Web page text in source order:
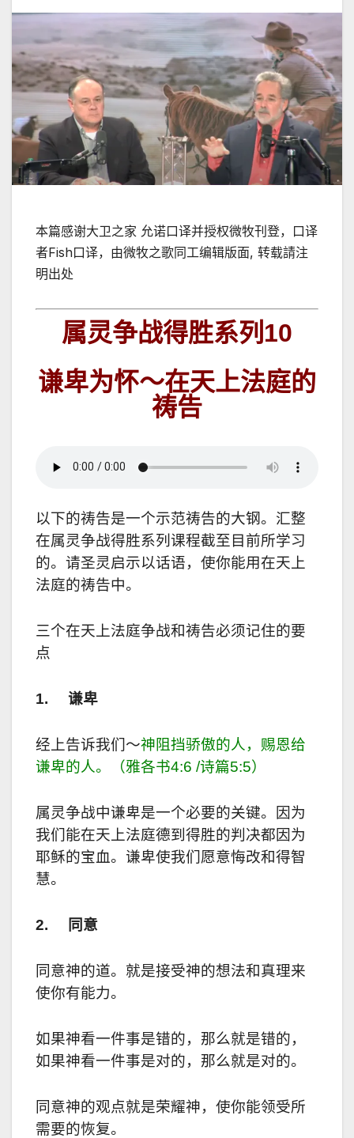
本篇感谢大卫之家 允诺口译并授权微牧刊登，口译
者Fish口译，由微牧之歌同工编辑版面, 转载請注
明出处
属灵争战得胜系列 10
谦卑为怀～在天上法庭的
祷告
以下的祷告是一个示范祷告的大钢。 汇整
在属灵争战得胜系列课程截至目前所学习
的。请圣灵启示以话语，使你能用在天上
法庭的祷告中。
三个在天上法庭争战和祷告必须记住的要
点
1. 谦卑
经上告诉我们～神阻挡骄傲的人，赐恩给
谦卑的人。（雅各书4:6 /诗篇5:5）
属灵争战中谦卑是一个必要的关键。因为
我们能在天上法庭德到得胜的判决都因为
耶稣的宝血。谦卑使我们愿意悔改和得智
慧。
2. 同意
同意神的道。就是接受神的想法和真理来
使你有能力。
如果神看一件事是错的，那么就是错的，
如果神看一件事是对的，那么就是对的。
同意神的观点就是荣耀神，使你能领受所
需要的恢复。